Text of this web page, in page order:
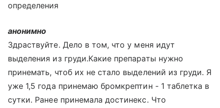
определения
анонимно
Здраствуйте. Дело в том, что у меня идут
выделения из груди.Какие препараты нужно
принемать, чтоб их не стало выделений из груди. Я
уже 1,5 года принемаю бромкрептин - 1 таблетка в
сутки. Ранее принемала достинекс. Что